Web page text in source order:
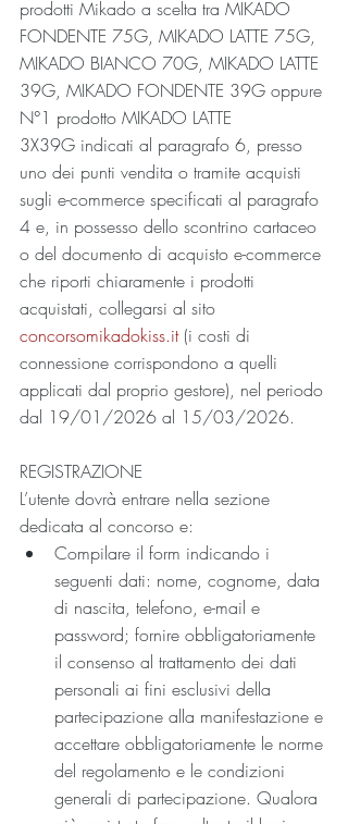
prodotti Mikado a scelta tra MIKADO
FONDENTE 75G, MIKADO LATTE 75G,
MIKADO BIANCO 70G, MIKADO LATTE
39G, MIKADO FONDENTE 39G oppure
N°1 prodotto MIKADO LATTE
3X39G indicati al paragrafo 6, presso
uno dei punti vendita o tramite acquisti
sugli e-commerce specificati al paragrafo
4 e, in possesso dello scontrino cartaceo
o del documento di acquisto e-commerce
che riporti chiaramente i prodotti
acquistati, collegarsi al sito
concorsomikadokiss.it (i costi di
connessione corrispondono a quelli
applicati dal proprio gestore), nel periodo
dal 19/01/2026 al 15/03/2026.
REGISTRAZIONE
L’utente dovrà entrare nella sezione
dedicata al concorso e:
Compilare il form indicando i
seguenti dati: nome, cognome, data
di nascita, telefono, e-mail e
password; fornire obbligatoriamente
il consenso al trattamento dei dati
personali ai fini esclusivi della
partecipazione alla manifestazione e
accettare obbligatoriamente le norme
del regolamento e le condizioni
generali di partecipazione. Qualora